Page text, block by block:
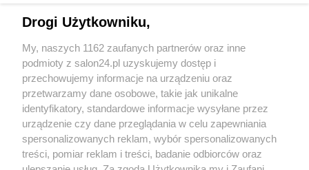
Sport
Społeczeństwo
Kultura
Drogi Użytkowniku,
My, naszych 1162 zaufanych partnerów oraz inne
podmioty z salon24.pl uzyskujemy dostęp i
przechowujemy informacje na urządzeniu oraz
przetwarzamy dane osobowe, takie jak unikalne
identyfikatory, standardowe informacje wysyłane przez
urządzenie czy dane przeglądania w celu zapewniania
spersonalizowanych reklam, wybór spersonalizowanych
treści, pomiar reklam i treści, badanie odbiorców oraz